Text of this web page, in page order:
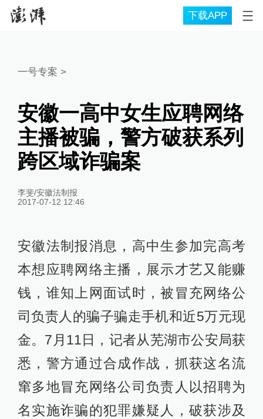
下载APP
一号专案 >
安徽一高中女生应聘网络
主播被骗，警方破获系列
跨区域诈骗案
李斐/安徽法制报
2017-07-12 12:46
安徽法制报消息，高中生参加完高考
本想应聘网络主播，展示才艺又能赚
钱，谁知上网面试时，被冒充网络公
司负责人的骗子骗走手机和近5万元现
金。7月11日，记者从芜湖市公安局获
悉，警方通过合成作战，抓获这名流
窜多地冒充网络公司负责人以招聘为
名实施诈骗的犯罪嫌疑人，破获涉及